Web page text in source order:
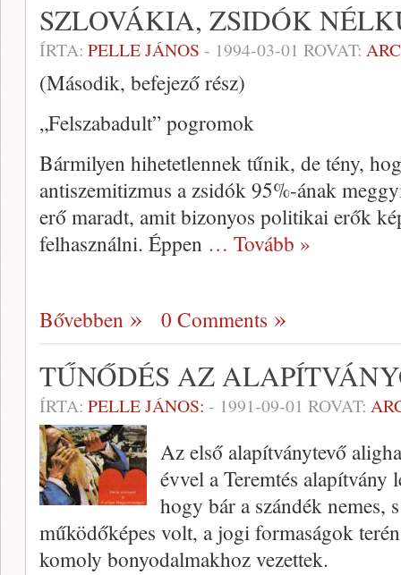
SZLOVÁKIA, ZSIDÓK
ÍRTA: PELLE JÁNOS - 1994-03-01 ROVAT:
(Második, befejező rész)
„Felszabadult” pogromok
Bármilyen hihetetlennek tűnik, de tény,
antiszemitizmus a zsidók 95%-ának
erő maradt, amit bizonyos politikai erők
felhasználni. Éppen … Tovább »
Bővebben 0 Comments
TŰNŐDÉS AZ
ÍRTA: PELLE JÁNOS: - 1991-09-01 ROVAT:
Az első alapítványtevő
évvel a Teremtés alapítvány
hogy bár a szándék nemes,
működőképes volt, a jogi formaságok
komoly bonyodalmakhoz vezettek.